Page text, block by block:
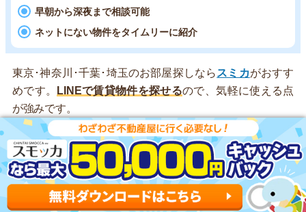
早朝から深夜まで相談可能
ネットにない物件をタイムリーに紹介
東京･神奈川･千葉･埼玉のお部屋探しなら スミカがおすす
めです。
LINEで賃貸物件を探せるので、気軽に使える点
が強みです。
一都三県の全域に対応していて、業者専用のデータベース
からダイレクトに物件を紹介 してくれます。SUUMOやホ
ームズで見かけたお部屋はもちろん、希望条件に合った新
着物件の速報ももらえます。